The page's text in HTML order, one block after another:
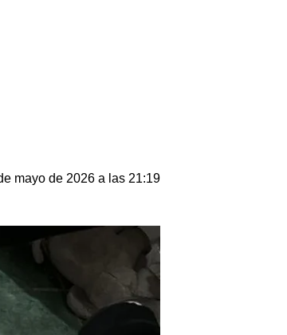
mayo de 2026 a las 21:19